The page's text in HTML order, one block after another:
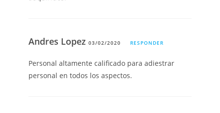
Andres Lopez03/02/2020 RESPONDER
Personal altamente calificado para adiestrar
personal en todos los aspectos.